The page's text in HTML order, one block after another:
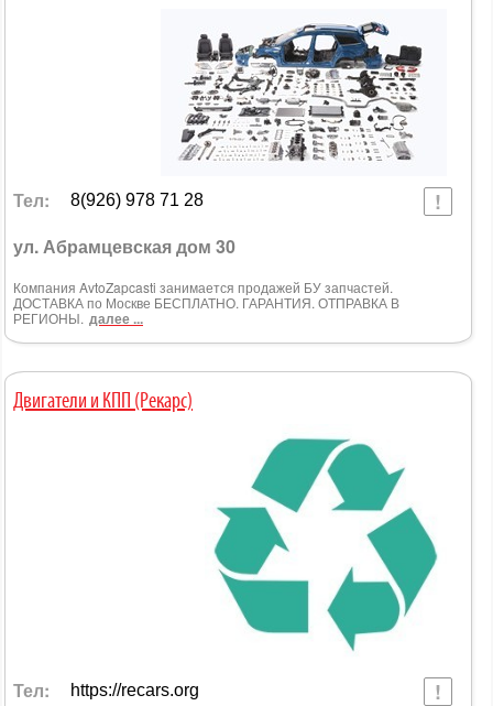
Тел: 8(926) 978 71 28
ул. Абрамцевская дом 30
Компания AvtoZapcasti занимается продажей БУ запчастей.
ДОСТАВКА по Москве БЕСПЛАТНО. ГАРАНТИЯ. ОТПРАВКА В
РЕГИОНЫ. далее ...
Двигатели и КПП (Рекарс)
Тел: https://recars.org